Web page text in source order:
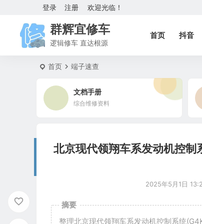
欢迎光临！
登录 注册
群辉宜修车
逻辑修车 直达根源
首页 抖音
首页 端子速查
文档手册
综合维修资料
北京现代领翔车系发动机控
2025年5月1日
摘要
整理北京现代领翔车系发动机控制系统